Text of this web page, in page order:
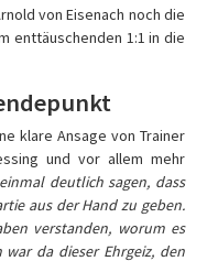
von Eisenach noch die
enttäuschenden 1:1 in die
klare Ansage von Trainer
und vor allem mehr
deutlich sagen, dass
aus der Hand zu geben.
verstanden, worum es
da dieser Ehrgeiz, den